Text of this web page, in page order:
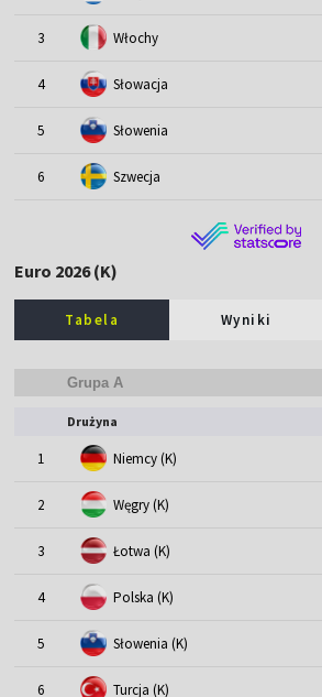
3 Włochy
4 Słowacja
5 Słowenia
6 Szwecja
Euro 2026 (K)
Tabela Wyniki
Drużyna
1 Niemcy (K)
2 Węgry (K)
3 Łotwa (K)
4 Polska (K)
5 Słowenia (K)
6 Turcja (K)